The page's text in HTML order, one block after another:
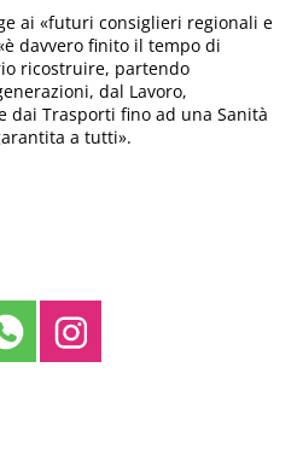
ai «futuri consiglieri regionali e
davvero finito il tempo di
ricostruire, partendo
dal Lavoro,
dai Trasporti fino ad una Sanità
a tutti».